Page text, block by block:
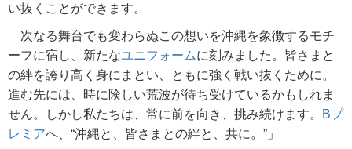
い抜くことができます。
次なる舞台でも変わらぬこの想いを沖縄を象徴するモチ
ーフに宿し、新たなユニフォームに刻みました。皆さまと
の絆を誇り高く身にまとい、ともに強く戦い抜くために。
進む先には、時に険しい荒波が待ち受けているかもしれま
せん。しかし私たちは、常に前を向き、挑み続けます。
Bプ
レミアへ、“沖縄と、皆さまとの絆と、共に。”」